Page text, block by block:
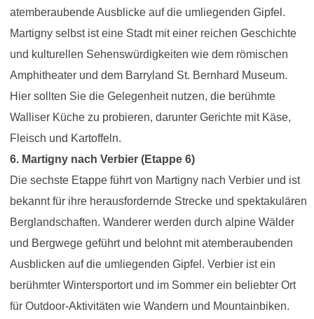
atemberaubende Ausblicke auf die umliegenden Gipfel.
Martigny selbst ist eine Stadt mit einer reichen Geschichte
und kulturellen Sehenswürdigkeiten wie dem römischen
Amphitheater und dem Barryland St. Bernhard Museum.
Hier sollten Sie die Gelegenheit nutzen, die berühmte
Walliser Küche zu probieren, darunter Gerichte mit Käse,
Fleisch und Kartoffeln.
6. Martigny nach Verbier (Etappe 6)
Die sechste Etappe führt von Martigny nach Verbier und ist
bekannt für ihre herausfordernde Strecke und spektakulären
Berglandschaften. Wanderer werden durch alpine Wälder
und Bergwege geführt und belohnt mit atemberaubenden
Ausblicken auf die umliegenden Gipfel. Verbier ist ein
berühmter Wintersportort und im Sommer ein beliebter Ort
für Outdoor-Aktivitäten wie Wandern und Mountainbiken.